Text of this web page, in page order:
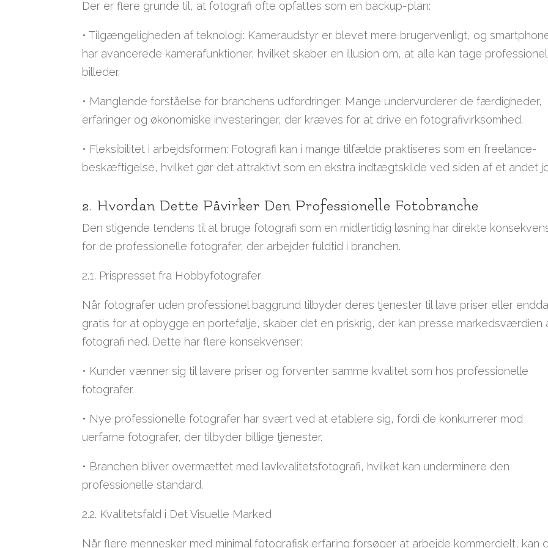
Der er flere grunde til, at fotografi ofte opfattes som en backup-plan:
• Tilgængeligheden af teknologi: Kameraudstyr er blevet mere brugervenligt, og
har avancerede kamerafunktioner, hvilket skaber en illusion om, at alle kan tage
billeder.
• Manglende forståelse for branchens udfordringer: Mange undervurderer de færdigheder,
erfaringer og økonomiske investeringer, der kræves for at drive en fotografivirksomhed.
• Fleksibilitet i arbejdsformen: Fotografi kan i mange tilfælde praktiseres som en freelance-
beskæftigelse, hvilket gør det attraktivt som en ekstra indtægtskilde ved siden af et andet
2. Hvordan Dette Påvirker Den Professionelle Fotobranche
Den stigende tendens til at bruge fotografi som en midlertidig løsning har direkte
for de professionelle fotografer, der arbejder fuldtid i branchen.
2.1. Prispresset fra Hobbyfotografer
Når fotografer uden professionel baggrund tilbyder deres tjenester til lave priser eller
gratis for at opbygge en portefølje, skaber det en priskrig, der kan presse markedsværdien
fotografi ned. Dette har flere konsekvenser:
• Kunder vænner sig til lavere priser og forventer samme kvalitet som hos professionelle
fotografer.
• Nye professionelle fotografer har svært ved at etablere sig, fordi de konkurrerer mod
uerfarne fotografer, der tilbyder billige tjenester.
• Branchen bliver overmættet med lavkvalitetsfotografi, hvilket kan underminere den
professionelle standard.
2.2. Kvalitetsfald i Det Visuelle Marked
Når flere mennesker med minimal fotografisk erfaring forsøger at arbejde kommercielt, kan